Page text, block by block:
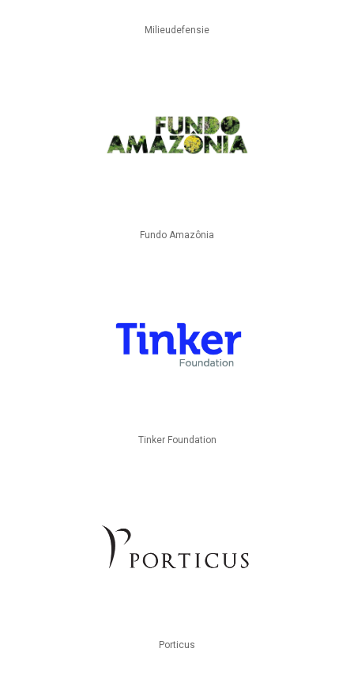
Milieudefensie
Fundo Amazônia
Tinker Foundation
Porticus